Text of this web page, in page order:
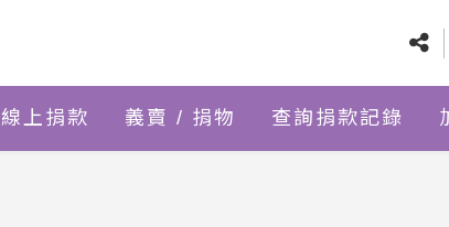
線上捐款 義賣 / 捐物 查詢捐款記錄